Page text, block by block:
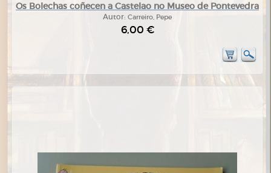
Os Bolechas coñecen a Castelao no Museo de Pontevedra
Autor: Carreiro, Pepe
6,00 €